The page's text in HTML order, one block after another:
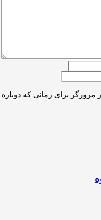
مرورگر برای زمانی که